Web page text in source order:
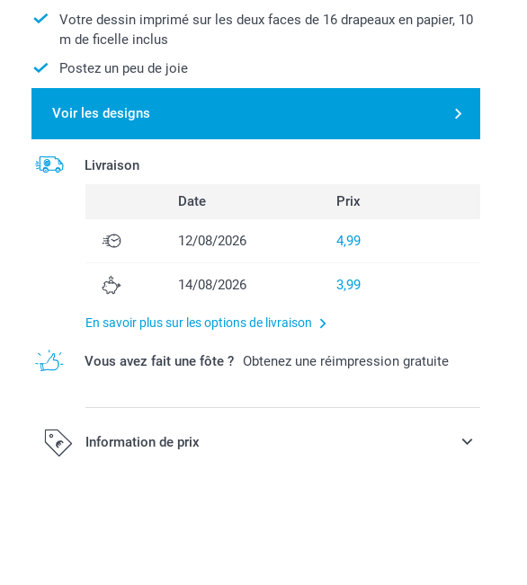
Votre dessin imprimé sur les deux faces de 16 drapeaux en papier, 10
m de ficelle inclus
Postez un peu de joie
Voir les designs
Livraison
Date Prix
12/08/2026 4,99
14/08/2026 3,99
En savoir plus sur les options de livraison
Vous avez fait une fôte ? Obtenez une réimpression gratuite
Information de prix